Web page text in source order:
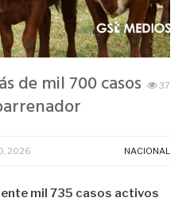
de mil 700 casos
37
2026 NACIONAL
mil 735 casos activos